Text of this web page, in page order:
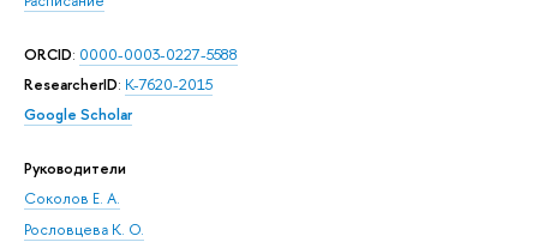
ORCID: 0000-0003-0227-5588
ResearcherID: K-7620-2015
Google Scholar
Руководители
Соколов Е. А.
Рословцева К. О.